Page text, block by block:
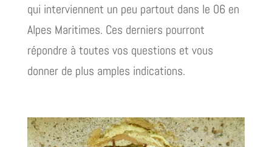
qui interviennent un peu partout dans le 06 en
Alpes Maritimes. Ces derniers pourront
répondre à toutes vos questions et vous
donner de plus amples indications.